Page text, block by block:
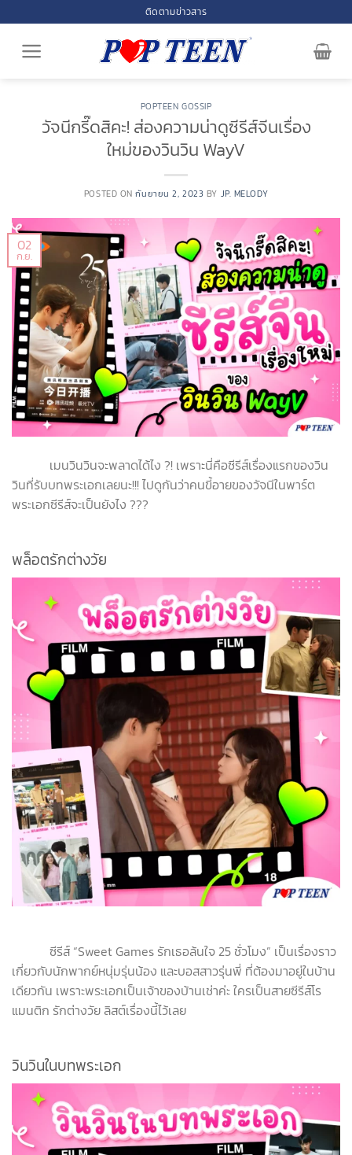
to
content
ติดตามข่าวสาร
POPTEEN GOSSIP
วัจนีกรี๊ดสิคะ! ส่องความน่าดูซีรีส์จีนเรื่อง
ใหม่ของวินวิน WayV
POSTED ONกันยายน 2, 2023 BY JP. MELODY
02
ก.ย.
เมนวินวินจะพลาดได้ไง ?! เพราะนี่คือซีรีส์เรื่องแรกของวิน
วินที่รับบทพระเอกเลยนะ!!! ไปดูกันว่าคนขี้อายของวัจนีในพาร์ต
พระเอกซีรีส์จะเป็นยังไง ???
พล็อตรักต่างวัย
ซีรีส์ “Sweet Games รักเธอล้นใจ 25 ชั่วโมง” เป็นเรื่องราว
เกี่ยวกับนักพากย์หนุ่มรุ่นน้อง และบอสสาวรุ่นพี่ ที่ต้องมาอยู่ในบ้าน
เดียวกัน เพราะพระเอกเป็นเจ้าของบ้านเช่าค่ะ ใครเป็นสายซีรีส์โร
แมนติก รักต่างวัย ลิสต์เรื่องนี้ไว้เลย
วินวินในบทพระเอก